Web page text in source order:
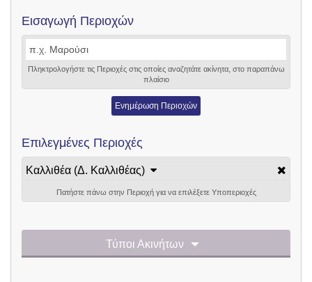
Εισαγωγή Περιοχών
Πληκτρολογήστε τις Περιοχές στις οποίες αναζητάτε ακίνητα, στο παραπάνω
πλαίσιο
Ενημέρωση Περιοχών
Επιλεγμένες Περιοχές
Καλλιθέα (Δ. Καλλιθέας)
Πατήστε πάνω στην Περιοχή για να επιλέξετε Υποπεριοχές
Τύποι Ακινήτων